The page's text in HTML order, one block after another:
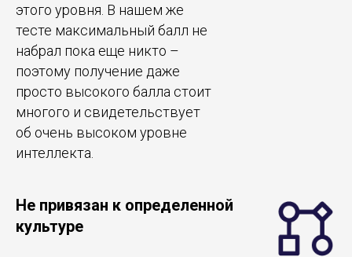
этого уровня. В нашем же
тесте максимальный балл не
набрал пока еще никто –
поэтому получение даже
просто высокого балла стоит
многого и свидетельствует
об очень высоком уровне
интеллекта.
Не привязан к определенной
культуре